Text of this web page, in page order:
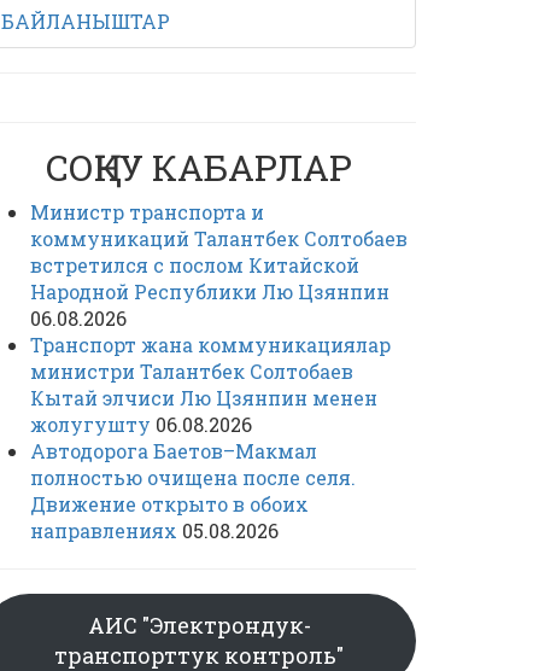
БАЙЛАНЫШТАР
СОҢКУ КАБАРЛАР
Министр транспорта и
коммуникаций Талантбек Солтобаев
встретился с послом Китайской
Народной Республики Лю Цзянпин
06.08.2026
Транспорт жана коммуникациялар
министри Талантбек Солтобаев
Кытай элчиси Лю Цзянпин менен
жолугушту 06.08.2026
Автодорога Баетов–Макмал
полностью очищена после селя.
Движение открыто в обоих
направлениях 05.08.2026
АИС "Электрондук-
транспорттук контроль"